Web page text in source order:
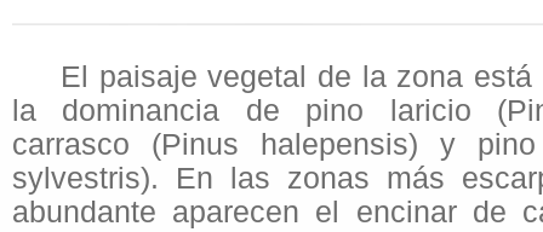
El paisaje vegetal de la zona está
la dominancia de pino laricio
carrasco (Pinus halepensis) y
sylvestris). En las zonas más
abundante aparecen el encinar de